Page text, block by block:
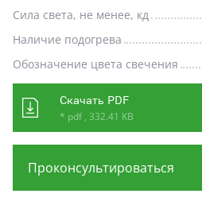
Сила света, не менее, кд
Наличие подогрева
Обозначение цвета свечения
Скачать PDF
* pdf , 332.41 KB
Проконсультироваться